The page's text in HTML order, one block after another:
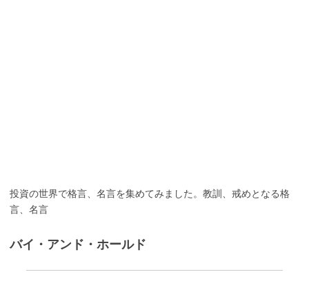
投資の世界で格言、名言を集めてみました。教訓、戒めとなる格
言、名言
バイ・アンド・ホールド